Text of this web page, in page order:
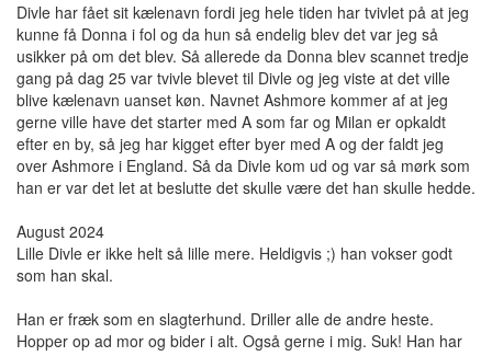
Divle har fået sit kælenavn fordi jeg hele tiden har tvivlet på at jeg
kunne få Donna i fol og da hun så endelig blev det var jeg så
usikker på om det blev. Så allerede da Donna blev scannet tredje
gang på dag 25 var tvivle blevet til Divle og jeg viste at det ville
blive kælenavn uanset køn. Navnet Ashmore kommer af at jeg
gerne ville have det starter med A som far og Milan er opkaldt
efter en by, så jeg har kigget efter byer med A og der faldt jeg
over Ashmore i England. Så da Divle kom ud og var så mørk som
han er var det let at beslutte det skulle være det han skulle hedde.
August 2024
Lille Divle er ikke helt så lille mere. Heldigvis ;) han vokser godt
som han skal.
Han er fræk som en slagterhund. Driller alle de andre heste.
Hopper op ad mor og bider i alt. Også gerne i mig. Suk! Han har